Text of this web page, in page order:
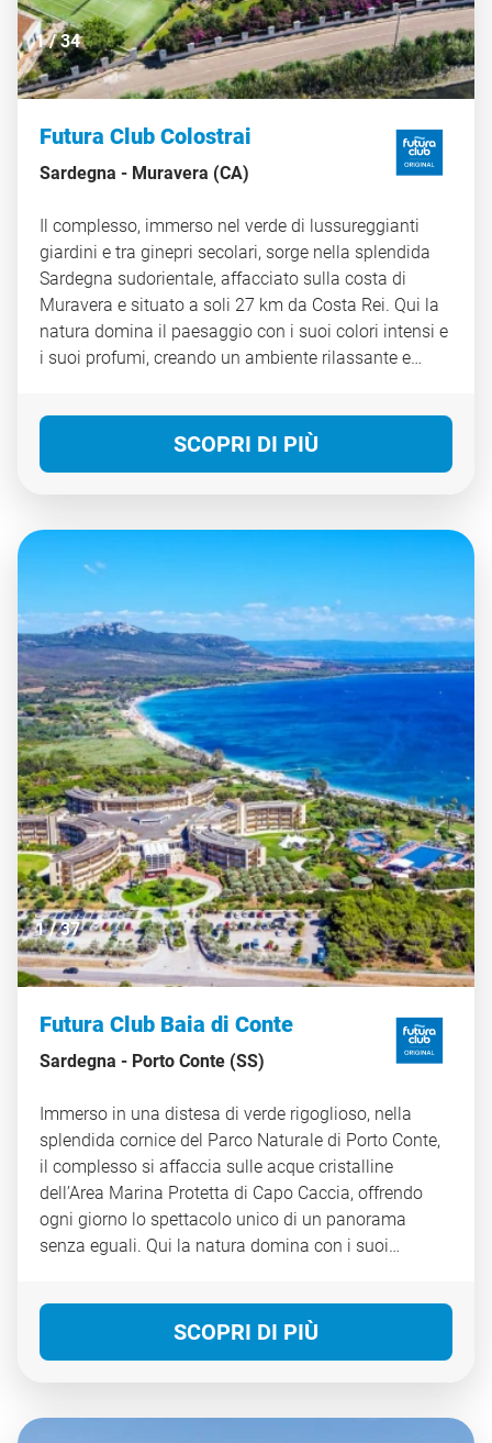
1/34
Futura Club Colostrai
Sardegna - Muravera (CA)
Il complesso, immerso nel verde di lussureggianti
giardini e tra ginepri secolari, sorge nella splendida
Sardegna sudorientale, affacciato sulla costa di
Muravera e situato a soli 27 km da Costa Rei. Qui la
natura domina il paesaggio con i suoi colori intensi e
i suoi profumi, creando un ambiente rilassante e
un mare cristallino dal fondale dolcemente
digradante, rende questo luogo particolarmente
adatto alle famiglie con bambini, che possono
mare permette di vivere ogni istante della giornata a
contatto con la bellezza del territorio, mentre
l’effervescente formula Club offre attività,
intrattenimento e servizi pensati per soddisfare ogni
esigenza. Relax e divertimento si fondono così in un
equilibrio perfetto, regalando agli ospiti un’esperienza
di vacanza completa, piacevole e ricca di emozioni.
CIN IT111042A1000F2767
SCOPRI DI PIÙ
1/37
Futura Club Baia di Conte
Sardegna - Porto Conte (SS)
Immerso in una distesa di verde rigoglioso, nella
splendida cornice del Parco Naturale di Porto Conte,
il complesso si affaccia sulle acque cristalline
dell’Area Marina Protetta di Capo Caccia, offrendo
ogni giorno lo spettacolo unico di un panorama
senza eguali. Qui la natura domina con i suoi
solo dal mare, creando un ambiente ideale per chi
desidera una vacanza all’insegna della tranquillità e
della bellezza autentica. Il Villaggio è composto da
SCOPRI DI PIÙ